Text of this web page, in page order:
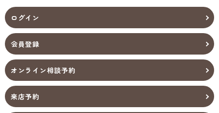
ログイン
会員登録
オンライン相談予約
来店予約